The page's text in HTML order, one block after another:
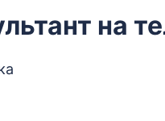
на